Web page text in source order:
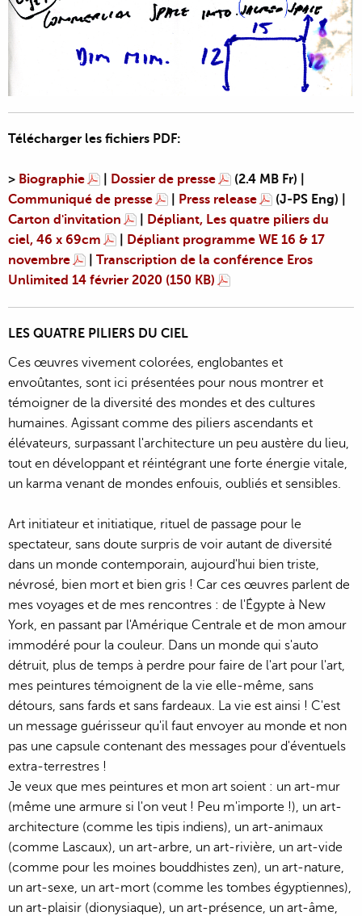
Télécharger les fichiers PDF:
> Biographie Dossier de presse
(2.4 MB Fr) |
Communiqué de presse
Press release
(J-PS Eng) |
Carton d'invitation
Dépliant, Les quatre piliers du
ciel, 46 x 69cm
Dépliant programme WE 16 & 17
novembre
|Transcription de la conférence Eros
Unlimited 14 février 2020 (150 KB)
LES QUATRE PILIERS DU CIEL
Ces œuvres vivement colorées, englobantes et
envoûtantes, sont ici présentées pour nous montrer et
témoigner de la diversité des mondes et des cultures
humaines. Agissant comme des piliers ascendants et
élévateurs, surpassant l'architecture un peu austère du lieu,
tout en développant et réintégrant une forte énergie vitale,
un karma venant de mondes enfouis, oubliés et sensibles.
Art initiateur et initiatique, rituel de passage pour le
spectateur, sans doute surpris de voir autant de diversité
dans un monde contemporain, aujourd'hui bien triste,
névrosé, bien mort et bien gris ! Car ces œuvres parlent de
mes voyages et de mes rencontres : de l'Égypte à New
York, en passant par l'Amérique Centrale et de mon amour
immodéré pour la couleur. Dans un monde qui s'auto
détruit, plus de temps à perdre pour faire de l'art pour l'art,
mes peintures témoignent de la vie elle-même, sans
détours, sans fards et sans fardeaux. La vie est ainsi ! C'est
un message guérisseur qu'il faut envoyer au monde et non
pas une capsule contenant des messages pour d'éventuels
extra-terrestres !
Je veux que mes peintures et mon art soient : un art-mur
(même une armure si l'on veut ! Peu m'importe !), un art-
architecture (comme les tipis indiens), un art-animaux
(comme Lascaux), un art-arbre, un art-rivière, un art-vide
(comme pour les moines bouddhistes zen), un art-nature,
un art-sexe, un art-mort (comme les tombes égyptiennes),
un art-plaisir (dionysiaque), un art-présence, un art-âme,